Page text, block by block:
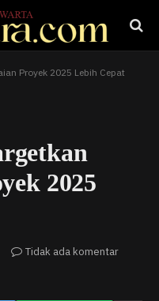
Proyek 2025 Lebih Cepat
2025
Tidak ada komentar